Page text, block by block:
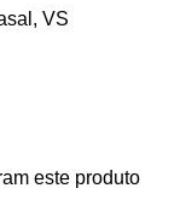
VS
este produto